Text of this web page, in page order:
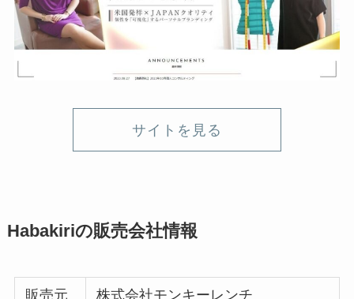
サイトを見る
Habakiriの販売会社情報
販売元 株式会社モンキーレンチ